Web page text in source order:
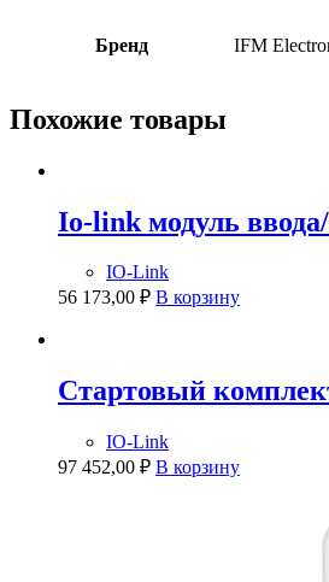
Бренд IFM
Похожие товары
Io-link модуль
IO-Link
56 173,00 ₽ В корзину
Стартовый
IO-Link
97 452,00 ₽ В корзину